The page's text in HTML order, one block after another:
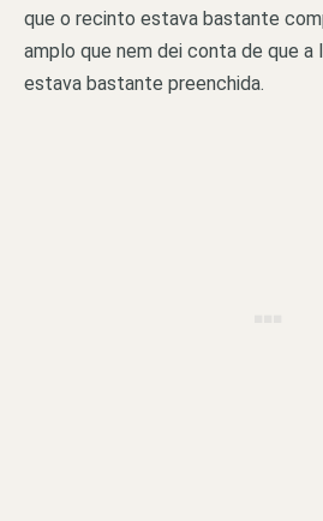
que o recinto estava bastante
amplo que nem dei conta de que
estava bastante preenchida.